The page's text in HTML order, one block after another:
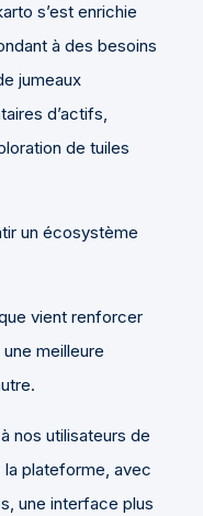
s’est enrichie
à des besoins
jumeaux
d’actifs,
de tuiles
un écosystème
vient renforcer
meilleure
nos utilisateurs de
la plateforme, avec
une interface plus